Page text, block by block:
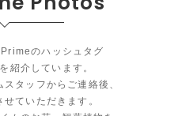
のハッシュタグ
紹介しています。
タッフからご連絡後、
ていただきます。